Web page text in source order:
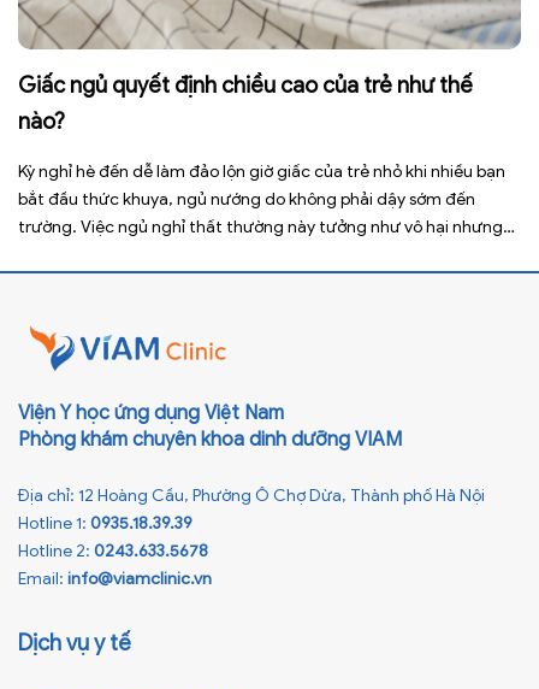
Giấc ngủ quyết định chiều cao của trẻ như thế
nào?
Kỳ nghỉ hè đến dễ làm đảo lộn giờ giấc của trẻ nhỏ khi nhiều bạn
bắt đầu thức khuya, ngủ nướng do không phải dậy sớm đến
trường. Việc ngủ nghỉ thất thường này tưởng như vô hại nhưng
Viện Y học ứng dụng Việt Nam
Phòng khám chuyên khoa dinh dưỡng VIAM
Địa chỉ: 12 Hoàng Cầu, Phường Ô Chợ Dừa, Thành phố Hà Nội
Hotline 1: 0935.18.39.39
Hotline 2: 0243.633.5678
Email: info@viamclinic.vn
Dịch vụ y tế